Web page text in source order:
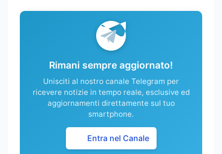
Rimani sempre aggiornato!
Unisciti al nostro canale Telegram per
ricevere notizie in tempo reale, esclusive ed
aggiornamenti direttamente sul tuo
smartphone.
Entra nel Canale